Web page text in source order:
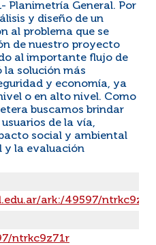
Planimetría General. Por
y diseño de un
al problema que se
de nuestro proyecto
al importante flujo de
la solución más
y economía, ya
o en alto nivel. Como
buscamos brindar
de la vía,
social y ambiental
y la evaluación
ark:/49597/
ntrkc9z71r